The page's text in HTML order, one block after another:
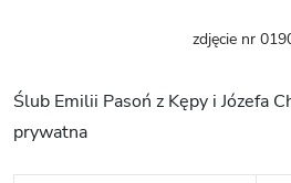
zdjęcie nr
Ślub Emilii Pasoń z Kępy i Józefa
prywatna